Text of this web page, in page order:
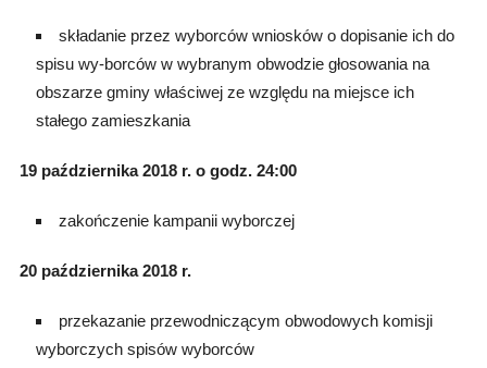
składanie przez wyborców wniosków o dopisanie ich do
spisu wy-borców w wybranym obwodzie głosowania na
obszarze gminy właściwej ze względu na miejsce ich
stałego zamieszkania
19 października 2018 r. o godz. 24:00
zakończenie kampanii wyborczej
20 października 2018 r.
przekazanie przewodniczącym obwodowych komisji
wyborczych spisów wyborców